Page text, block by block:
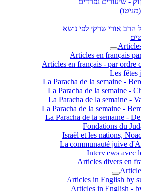
- שיעורים נפרדים
אורי שרקי לפי נושא
Articles en français
Les fêtes
La Paracha de la semaine -
La Paracha de la semaine -
La Paracha de la semaine -
La Paracha de la semaine -
La Paracha de la semaine -
Fondations du
Israël et les nations,
La communauté juive
Interviews avec
Articles divers en
Articles in English by
Articles in English -